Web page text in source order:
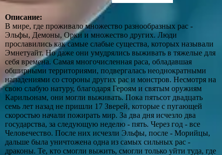
Описание:
В мире, где проживало множество разнообразных рас -
Эльфы, Демоны, Орки и множество других. Люди
прославились как самые слабые существа, которых называли
Эмнетуайт. Но даже они умудрялись выживать в тяжелые для
себя времена. Самая многочисленная раса, обладавшая
обширными территориями, подвергалась неоднократными
нападениями со стороны других рас и монстров. Несмотря на
свою слабую натуру, благодаря Героям и святым оружиям
Карильонам, они могли выживать. Пока пятьсот двадцать
семь лет назад не пришли 17 Зверей, которые с пугающей
скоростью начали пожирать мир. За два дня исчезло два
государства, за следующую неделю - пять. Через год - все
Человечество. После них исчезли Эльфы, после - Морийцы,
дальше была уничтожена одна из самых сильных рас -
драконы. Те, кто смогли выжить, смогли только уйти туда, где